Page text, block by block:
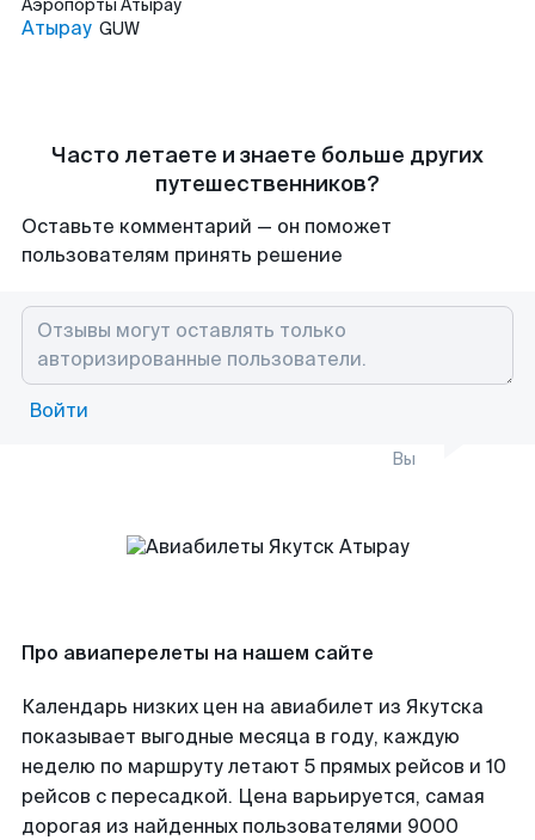
Аэропорты Атырау
Атырау GUW
Часто летаете и знаете больше других
путешественников?
Оставьте комментарий — он поможет
пользователям принять решение
Войти
Вы
Про авиаперелеты на нашем сайте
Календарь низких цен на авиабилет из Якутска
показывает выгодные месяца в году, каждую
неделю по маршруту летают 5 прямых рейсов и 10
рейсов с пересадкой. Цена варьируется, самая
дорогая из найденных пользователями 9000